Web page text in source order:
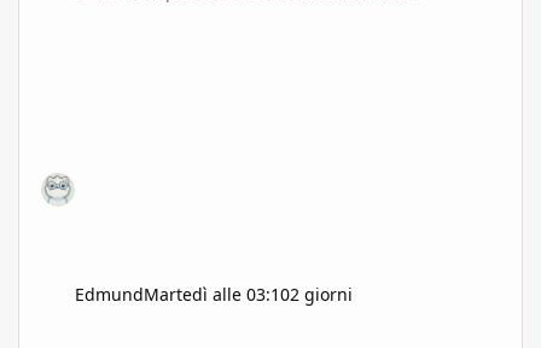
EdmundMartedì alle 03:102 giorni